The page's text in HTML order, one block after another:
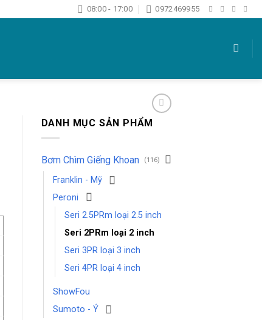
08:00 - 17:00 0972469955
DANH MỤC SẢN PHẨM
Bơm Chìm Giếng Khoan (116)
Franklin - Mỹ
Peroni
Seri 2.5PRm loại 2.5 inch
Seri 2PRm loại 2 inch
Seri 3PR loại 3 inch
Seri 4PR loại 4 inch
ShowFou
Sumoto - Ý